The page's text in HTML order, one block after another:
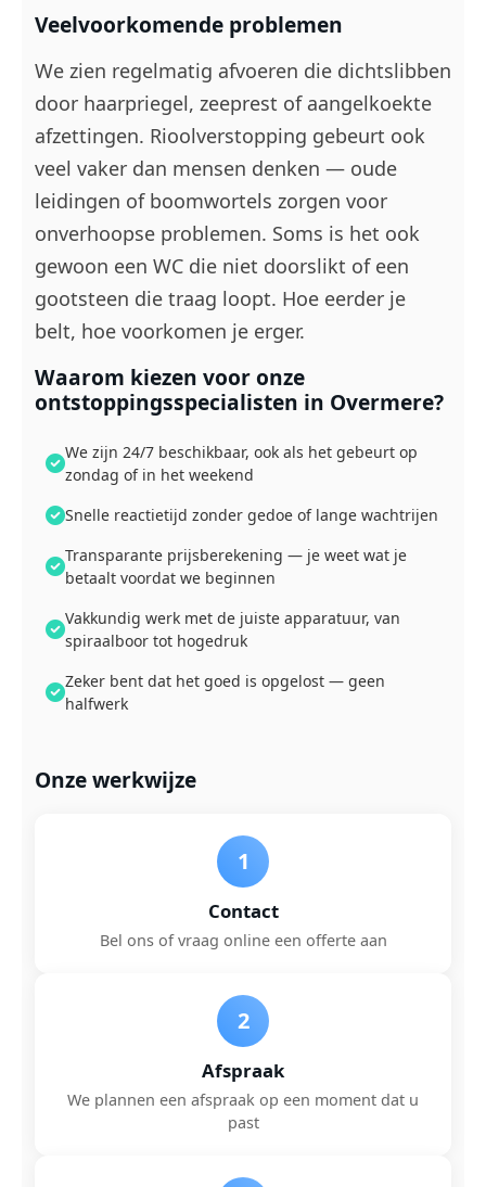
Veelvoorkomende problemen
We zien regelmatig afvoeren die dichtslibben
door haarpriegel, zeeprest of aangelkoekte
afzettingen. Rioolverstopping gebeurt ook
veel vaker dan mensen denken — oude
leidingen of boomwortels zorgen voor
onverhoopse problemen. Soms is het ook
gewoon een WC die niet doorslikt of een
gootsteen die traag loopt. Hoe eerder je
belt, hoe voorkomen je erger.
Waarom kiezen voor onze
ontstoppingsspecialisten in Overmere?
We zijn 24/7 beschikbaar, ook als het gebeurt op
zondag of in het weekend
Snelle reactietijd zonder gedoe of lange wachtrijen
Transparante prijsberekening — je weet wat je
betaalt voordat we beginnen
Vakkundig werk met de juiste apparatuur, van
spiraalboor tot hogedruk
Zeker bent dat het goed is opgelost — geen
halfwerk
Onze werkwijze
1
Contact
Bel ons of vraag online een offerte aan
2
Afspraak
We plannen een afspraak op een moment dat u
past